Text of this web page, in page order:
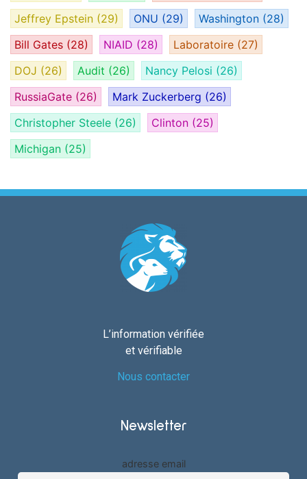
Jeffrey Epstein (29) ONU (29) Washington (28)
Bill Gates (28) NIAID (28) Laboratoire (27)
DOJ (26) Audit (26) Nancy Pelosi (26)
RussiaGate (26) Mark Zuckerberg (26)
Christopher Steele (26) Clinton (25)
Michigan (25)
L’information vérifiée
et vérifiable
Nous contacter
Newsletter
adresse email